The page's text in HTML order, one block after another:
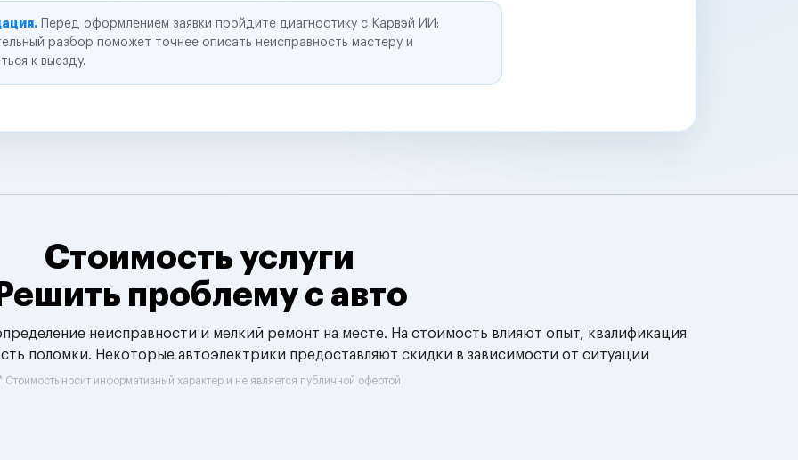
Перед оформлением заявки пройдите диагностику с Карвэй ИИ:
разбор поможет точнее описать неисправность мастеру и
к выезду.
Стоимость услуги
Решить проблему с авто
неисправности и мелкий ремонт на месте. На стоимость влияют опыт, квалификация
поломки. Некоторые автоэлектрики предоставляют скидки в зависимости от ситуации
Стоимость носит информативный характер и не является публичной офертой